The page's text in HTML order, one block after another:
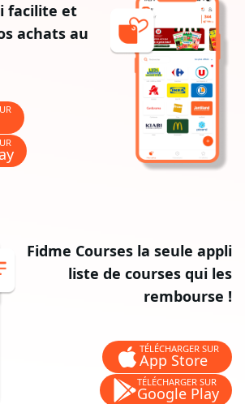
facilite et
achats au
Fidme Courses la seule appli
liste de courses qui les
rembourse !
TÉLÉCHARGER SUR
App Store
TÉLÉCHARGER SUR
Google Play